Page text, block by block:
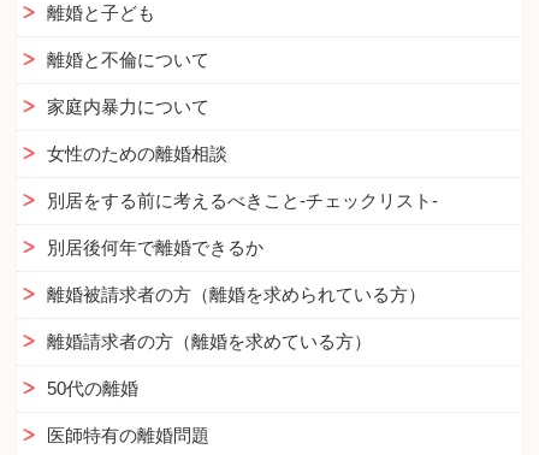
離婚と子ども
離婚と不倫について
家庭内暴力について
女性のための離婚相談
別居をする前に考えるべきこと-チェックリスト-
別居後何年で離婚できるか
離婚被請求者の方（離婚を求められている方）
離婚請求者の方（離婚を求めている方）
50代の離婚
医師特有の離婚問題